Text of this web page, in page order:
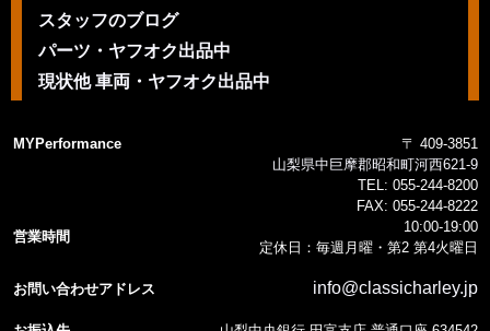
スタッフのブログ
パーツ・ヤフオク出品中
現状他 車両・ヤフオク出品中
MYPerformance
〒 409-3851
山梨県中巨摩郡昭和町河西621-9
TEL: 055-244-8200
FAX: 055-244-8222
営業時間
10:00-19:00
定休日：毎週月曜・第2 第4火曜日
お問い合わせアドレス info@classicharley.jp